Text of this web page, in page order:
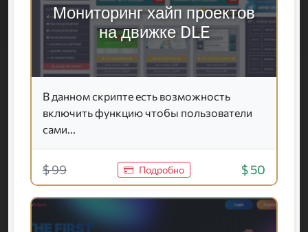
Мониторинг хайп проектов
на движке DLE
В данном скрипте есть возможность
включить функцию чтобы пользователи
сами...
$ 99 Подробно $ 50